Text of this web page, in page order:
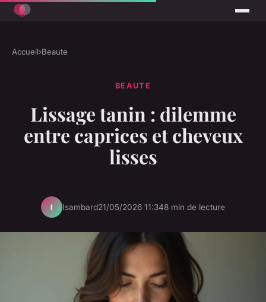
Accueil›Beaute
BEAUTE
Lissage tanin : dilemme
entre caprices et cheveux
lisses
I Isambard21/05/2026 11:348 min de lecture